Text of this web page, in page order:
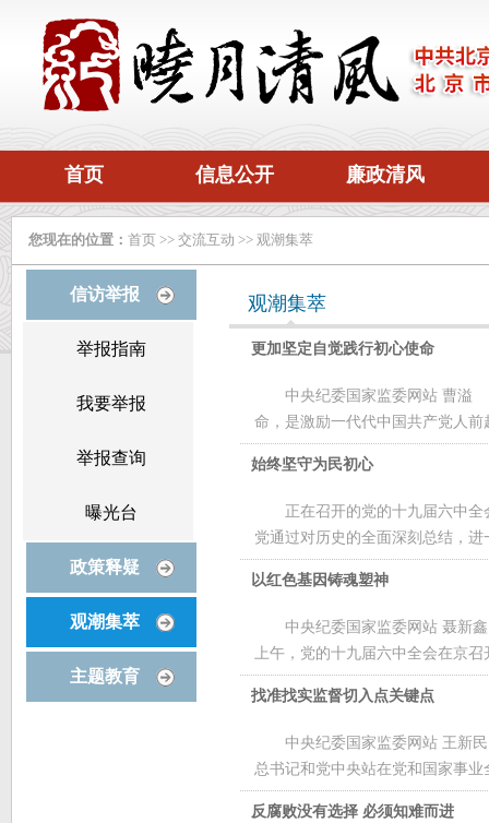
首页 信息公开 廉政清风
您现在的位置： 首页 >> 交流互动 >> 观潮集萃
信访举报
举报指南
我要举报
举报查询
曝光台
政策释疑
观潮集萃
主题教育
观潮集萃
更加坚定自觉践行初心使命
中央纪委国家监委网站 曹
命，是激励一代代中国共产党人
始终坚守为民初心
正在召开的党的十九届六中
党通过对历史的全面深刻总结，
以红色基因铸魂塑神
中央纪委国家监委网站 聂新
上午，党的十九届六中全会在京
找准找实监督切入点关键点
中央纪委国家监委网站 王新
总书记和党中央站在党和国家事
反腐败没有选择 必须知难而进